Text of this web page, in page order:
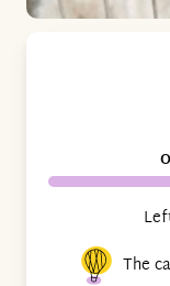
The